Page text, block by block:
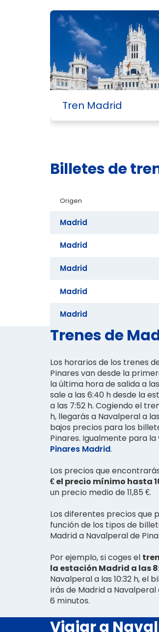
Tren Madrid
Billetes de
Origen
Madrid
Madrid
Madrid
Madrid
Madrid
Trenes de
Los horarios de los trenes
Pinares van desde la
la última hora de salida a
sale a las 6:40 h desde la
a las 7:52 h. Cogiendo el
h, llegarás a Navalperal a
bajos precios para los
Pinares. Igualmente para la
Pinares Madrid.
Los precios que
€ el precio mínimo hasta
un precio medio de 11,85 €.
Los diferentes precios que
función de los tipos de
Madrid a Navalperal de
Por ejemplo, si coges el
la estación Madrid a las
Navalperal a las 10:32 h, el
irás de Madrid a
6 minutos.
Viajar a